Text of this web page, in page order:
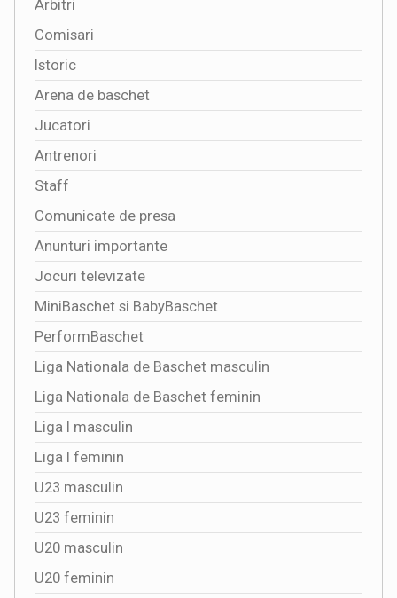
Arbitri
Comisari
Istoric
Arena de baschet
Jucatori
Antrenori
Staff
Comunicate de presa
Anunturi importante
Jocuri televizate
MiniBaschet si BabyBaschet
PerformBaschet
Liga Nationala de Baschet masculin
Liga Nationala de Baschet feminin
Liga I masculin
Liga I feminin
U23 masculin
U23 feminin
U20 masculin
U20 feminin